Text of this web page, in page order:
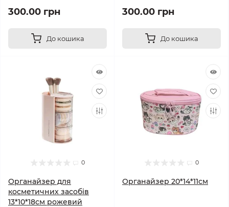
300.00 грн
До кошика
300.00 грн
До кошика
0
Органайзер для
косметичних засобів
13*10*18см рожевий
0
Органайзер 20*14*11см